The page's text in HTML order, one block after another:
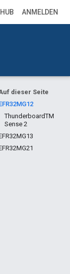
ANMELDEN
dieser Seite
ThunderboardTM
Sense 2